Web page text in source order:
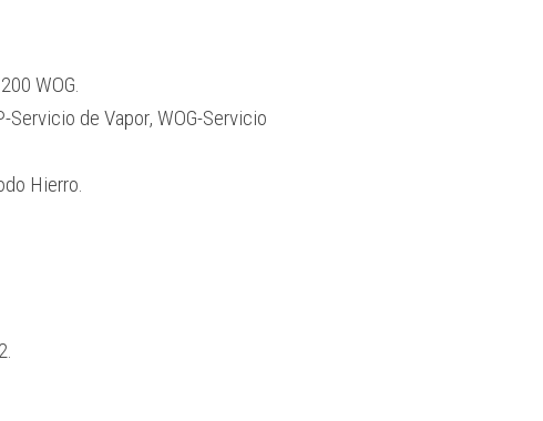
WOG.
de Vapor, WOG-Servicio
Hierro.